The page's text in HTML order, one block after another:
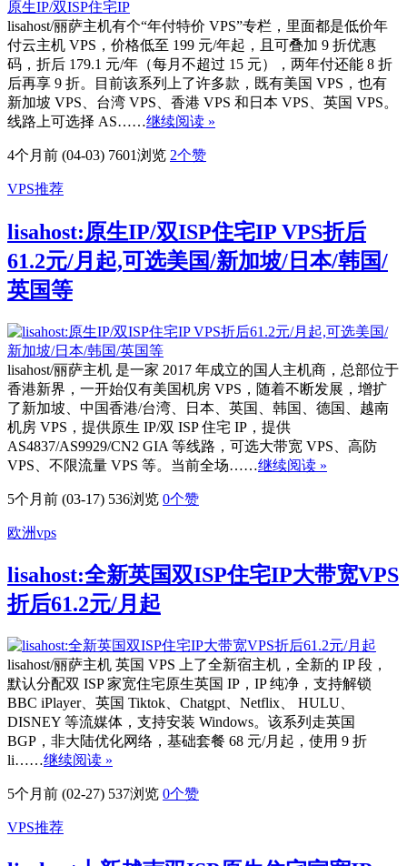
lisahost/丽萨主机有个“年付特价 VPS”专栏，里面都是低价年
付云主机 VPS，价格低至 199 元/年起，且可叠加 9 折优惠
码，折后 179.1 元/年（每月不超过 15 元），两年付还能 8 折
后再享 9 折。目前该系列上了许多款，既有美国 VPS，也有
新加坡 VPS、台湾 VPS、香港 VPS 和日本 VPS、英国 VPS。
线路上可选择 AS……继续阅读 »
4个月前 (04-03) 7601浏览 2个赞
VPS推荐
lisahost:原生IP/双ISP住宅IP VPS折后
61.2元/月起,可选美国/新加坡/日本/韩国/
英国等
lisahost/丽萨主机 是一家 2017 年成立的国人主机商，总部位于
香港新界，一开始仅有美国机房 VPS，随着不断发展，增扩
了新加坡、中国香港/台湾、日本、英国、韩国、德国、越南
机房 VPS，提供原生 IP/双 ISP 住宅 IP，提供
AS4837/AS9929/CN2 GIA 等线路，可选大带宽 VPS、高防
VPS、不限流量 VPS 等。当前全场……继续阅读 »
5个月前 (03-17) 536浏览 0个赞
欧洲vps
lisahost:全新英国双ISP住宅IP大带宽VPS
折后61.2元/月起
lisahost/丽萨主机 英国 VPS 上了全新宿主机，全新的 IP 段，
默认分配双 ISP 家宽住宅原生英国 IP，IP 纯净，支持解锁
BBC iPlayer、英国 Tiktok、Chatgpt、Netflix、 HULU、
DISNEY 等流媒体，支持安装 Windows。该系列走英国
BGP，非大陆优化网络，基础套餐 68 元/月起，使用 9 折
li……继续阅读 »
5个月前 (02-27) 537浏览 0个赞
VPS推荐